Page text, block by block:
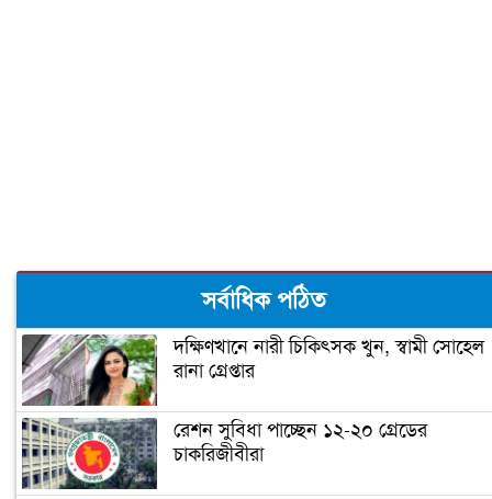
সর্বাধিক পঠিত
দক্ষিণখানে নারী চিকিৎসক খুন, স্বামী সোহেল
রানা গ্রেপ্তার
রেশন সুবিধা পাচ্ছেন ১২-২০ গ্রেডের
চাকরিজীবীরা